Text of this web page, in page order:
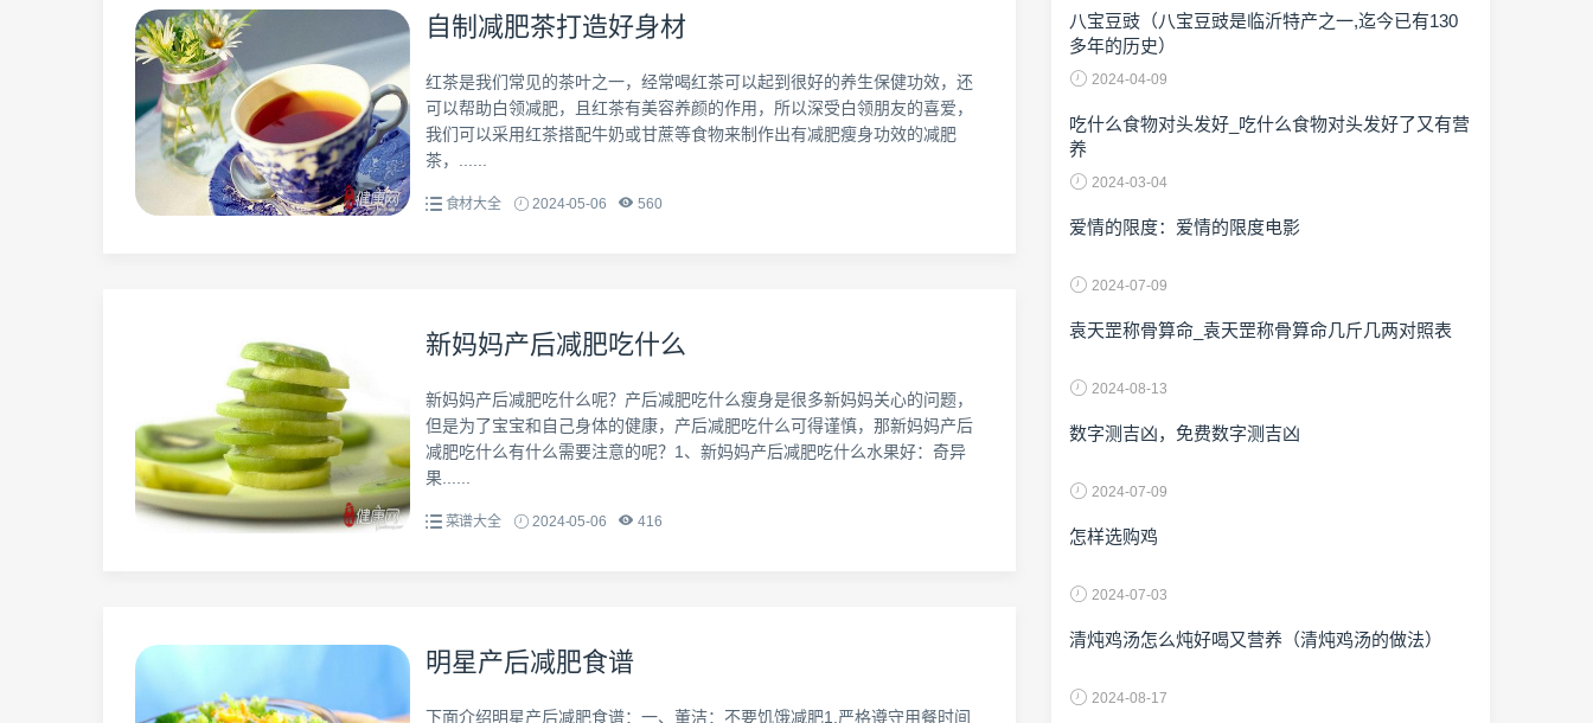
自制减肥茶打造好身材
红茶是我们常见的茶叶之一，经常喝红茶可以起到很好的养生保健功效，还
可以帮助白领减肥，且红茶有美容养颜的作用，所以深受白领朋友的喜爱，
我们可以采用红茶搭配牛奶或甘蔗等食物来制作出有减肥瘦身功效的减肥
茶，......
食材大全 2024-05-06 560
新妈妈产后减肥吃什么
新妈妈产后减肥吃什么呢？产后减肥吃什么瘦身是很多新妈妈关心的问题，
但是为了宝宝和自己身体的健康，产后减肥吃什么可得谨慎，那新妈妈产后
减肥吃什么有什么需要注意的呢？1、新妈妈产后减肥吃什么水果好：奇异
果......
菜谱大全 2024-05-06 416
明星产后减肥食谱
下面介绍明星产后减肥食谱：一、董洁：不要饥饿减肥1.严格遵守用餐时间
八宝豆豉（八宝豆豉是临沂特产之一,迄今已有130
多年的历史）
2024-04-09
吃什么食物对头发好_吃什么食物对头发好了又有营
养
2024-03-04
爱情的限度：爱情的限度电影
2024-07-09
袁天罡称骨算命_袁天罡称骨算命几斤几两对照表
2024-08-13
数字测吉凶，免费数字测吉凶
2024-07-09
怎样选购鸡
2024-07-03
清炖鸡汤怎么炖好喝又营养（清炖鸡汤的做法）
2024-08-17